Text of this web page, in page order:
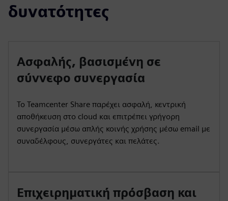
δυνατότητες
Ασφαλής, βασισμένη σε
σύννεφο συνεργασία
Το Teamcenter Share παρέχει ασφαλή, κεντρική
αποθήκευση στο cloud και επιτρέπει γρήγορη
συνεργασία μέσω απλής κοινής χρήσης μέσω email με
συναδέλφους, συνεργάτες και πελάτες.
Επιχειρηματική πρόσβαση και